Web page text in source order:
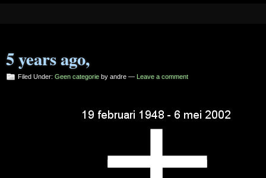
5 years ago,
Filed Under: Geen categorie by andre — Leave a comment